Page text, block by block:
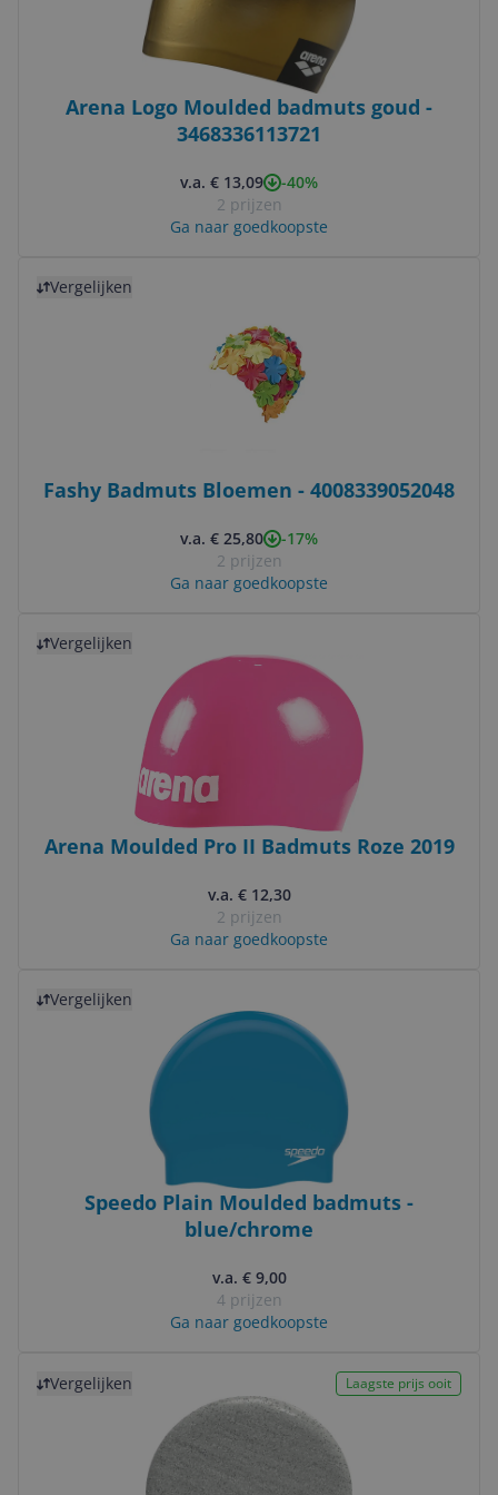
Arena Logo Moulded badmuts goud -
3468336113721
v.a. € 13,09
-40%
2 prijzen
Ga naar goedkoopste
Vergelijken
Fashy Badmuts Bloemen - 4008339052048
v.a. € 25,80
-17%
2 prijzen
Ga naar goedkoopste
Vergelijken
Arena Moulded Pro II Badmuts Roze 2019
v.a. € 12,30
2 prijzen
Ga naar goedkoopste
Vergelijken
Speedo Plain Moulded badmuts -
blue/chrome
v.a. € 9,00
4 prijzen
Ga naar goedkoopste
Vergelijken Laagste prijs ooit